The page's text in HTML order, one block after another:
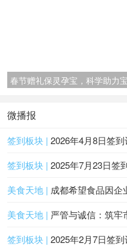
春节赠礼保灵孕宝，科学助力宝
微播报
签到板块 | 2026年4月8日签
签到板块 | 2025年7月23日签
美食天地 | 成都希望食品因企
美食天地 | 严管与诚信：筑牢
签到板块 | 2025年2月7日签